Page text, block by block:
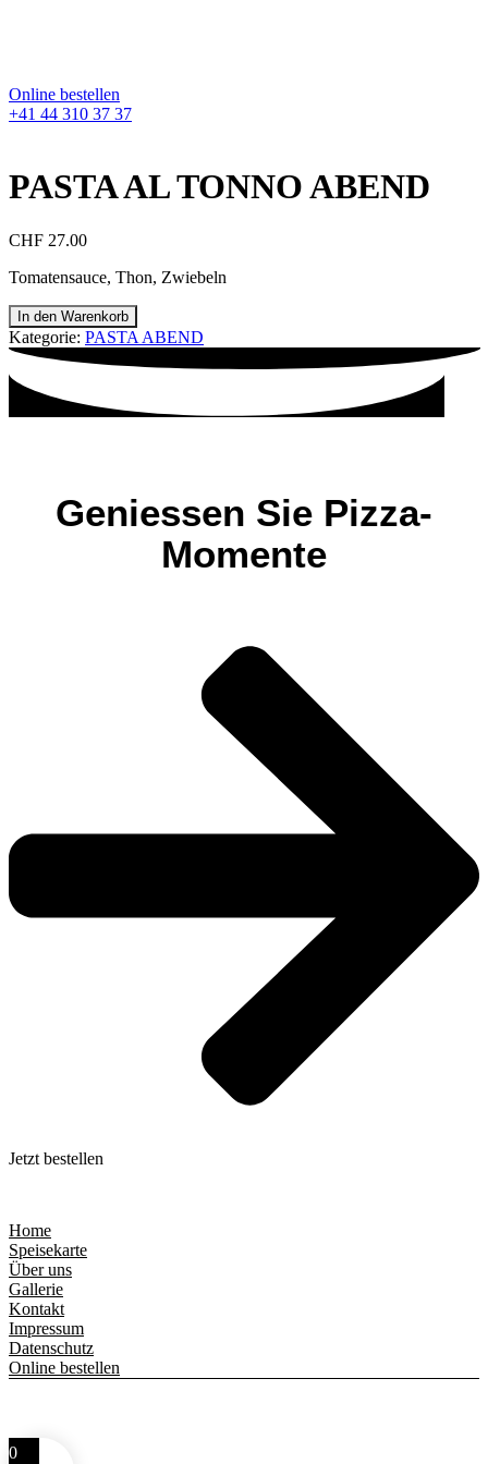
Online bestellen
+41 44 310 37 37
PASTA AL TONNO ABEND
CHF 27.00
Tomatensauce, Thon, Zwiebeln
In den Warenkorb
Kategorie: PASTA ABEND
Geniessen Sie Pizza-
Momente
Jetzt bestellen
Home
Speisekarte
Über uns
Gallerie
Kontakt
Impressum
Datenschutz
Online bestellen
0